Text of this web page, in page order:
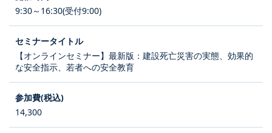
9:30～16:30(受付9:00)
【オンラインセミナー】最新版：建設死亡災害の実態、効果的
な安全指示、若者への安全教育
14,300